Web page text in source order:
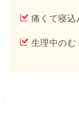
痛くて寝込
生理中のむ